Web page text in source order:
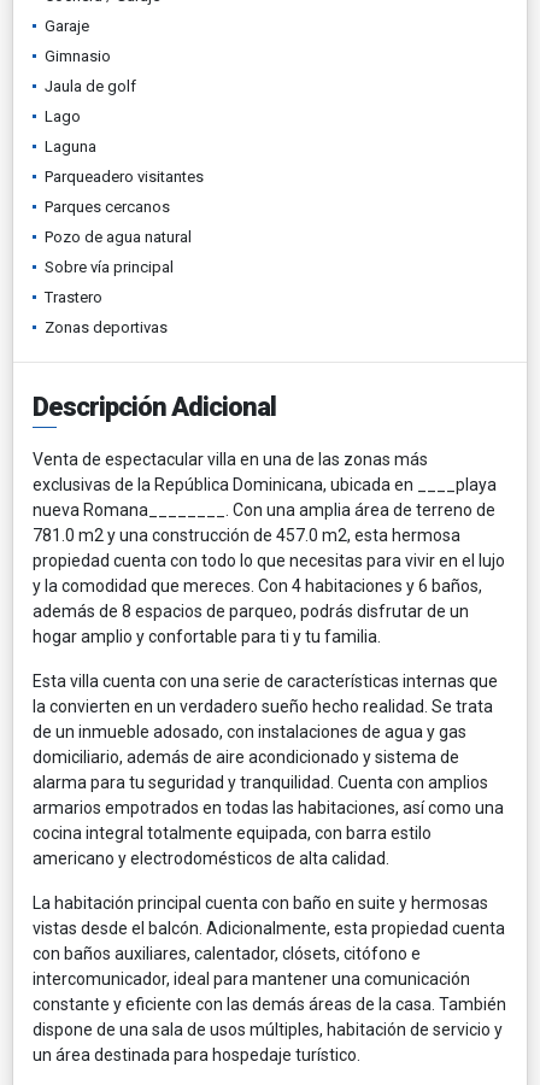
Garaje
Gimnasio
Jaula de golf
Lago
Laguna
Parqueadero visitantes
Parques cercanos
Pozo de agua natural
Sobre vía principal
Trastero
Zonas deportivas
Descripción Adicional
Venta de espectacular villa en una de las zonas más
exclusivas de la República Dominicana, ubicada en ____playa
nueva Romana________. Con una amplia área de terreno de
781.0 m2 y una construcción de 457.0 m2, esta hermosa
propiedad cuenta con todo lo que necesitas para vivir en el lujo
y la comodidad que mereces. Con 4 habitaciones y 6 baños,
además de 8 espacios de parqueo, podrás disfrutar de un
hogar amplio y confortable para ti y tu familia.
Esta villa cuenta con una serie de características internas que
la convierten en un verdadero sueño hecho realidad. Se trata
de un inmueble adosado, con instalaciones de agua y gas
domiciliario, además de aire acondicionado y sistema de
alarma para tu seguridad y tranquilidad. Cuenta con amplios
armarios empotrados en todas las habitaciones, así como una
cocina integral totalmente equipada, con barra estilo
americano y electrodomésticos de alta calidad.
La habitación principal cuenta con baño en suite y hermosas
vistas desde el balcón. Adicionalmente, esta propiedad cuenta
con baños auxiliares, calentador, clósets, citófono e
intercomunicador, ideal para mantener una comunicación
constante y eficiente con las demás áreas de la casa. También
dispone de una sala de usos múltiples, habitación de servicio y
un área destinada para hospedaje turístico.